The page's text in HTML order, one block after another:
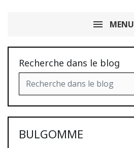
MENU
Recherche dans le blog
BULGOMME